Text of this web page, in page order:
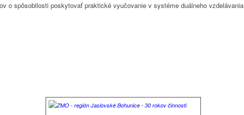
o spôsobilosti poskytovať praktické vyučovanie v systéme duálneho vzdelávania